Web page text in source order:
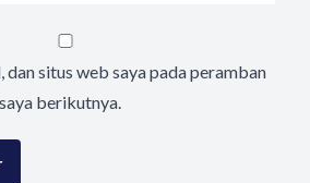
dan situs web saya pada peramban
berikutnya.